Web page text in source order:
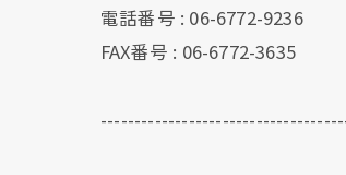
電話番号 : 06-6772-9236
FAX番号 : 06-6772-3635